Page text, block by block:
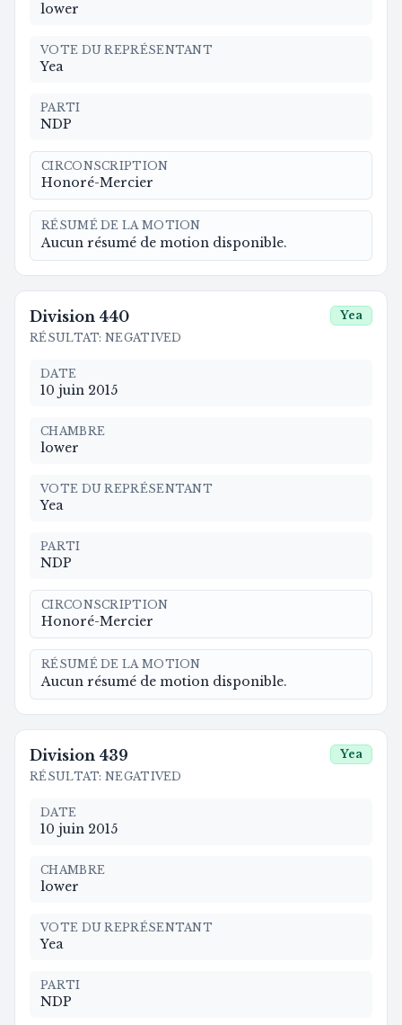
lower
VOTE DU REPRÉSENTANT
Yea
PARTI
NDP
CIRCONSCRIPTION
Honoré-Mercier
RÉSUMÉ DE LA MOTION
Aucun résumé de motion disponible.
Division 440
RÉSULTAT: NEGATIVED
Yea
DATE
10 juin 2015
CHAMBRE
lower
VOTE DU REPRÉSENTANT
Yea
PARTI
NDP
CIRCONSCRIPTION
Honoré-Mercier
RÉSUMÉ DE LA MOTION
Aucun résumé de motion disponible.
Division 439
RÉSULTAT: NEGATIVED
Yea
DATE
10 juin 2015
CHAMBRE
lower
VOTE DU REPRÉSENTANT
Yea
PARTI
NDP